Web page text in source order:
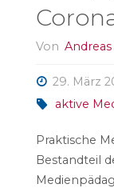
Von
29. März
aktive
Praktische
Bestandteil